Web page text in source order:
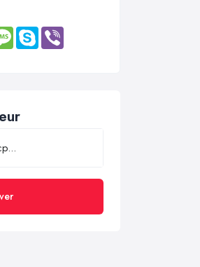
MessageSkype